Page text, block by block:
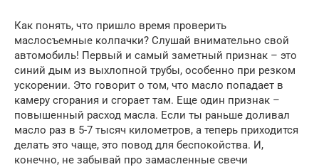
Как понять, что пришло время проверить
маслосъемные колпачки? Слушай внимательно свой
автомобиль! Первый и самый заметный признак – это
синий дым из выхлопной трубы, особенно при резком
ускорении. Это говорит о том, что масло попадает в
камеру сгорания и сгорает там. Еще один признак –
повышенный расход масла. Если ты раньше доливал
масло раз в 5-7 тысяч километров, а теперь приходится
делать это чаще, это повод для беспокойства. И,
конечно, не забывай про замасленные свечи